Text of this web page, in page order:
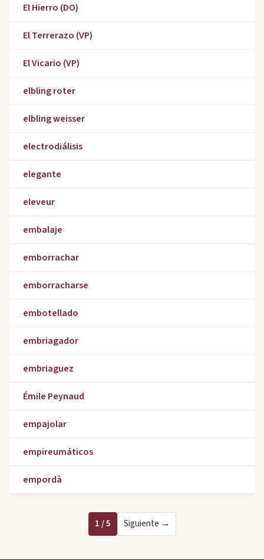
El Hierro (DO)
El Terrerazo (VP)
El Vicario (VP)
elbling roter
elbling weisser
electrodiálisis
elegante
eleveur
embalaje
emborrachar
emborracharse
embotellado
embriagador
embriaguez
Émile Peynaud
empajolar
empireumáticos
empordà
1 / 5 Siguiente →